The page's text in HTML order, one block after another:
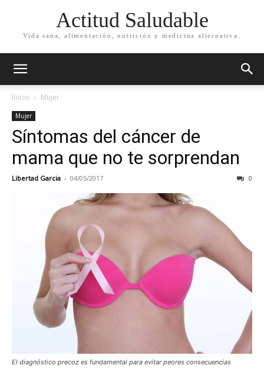
Actitud Saludable
Vida sana, alimentación, nutrición y medicina alternativa.
Inicio Mujer
Mujer
Síntomas del cáncer de
mama que no te sorprendan
Libertad Garcia - 04/05/2017 0
El diagnóstico precoz es fundamental para evitar peores consecuencias